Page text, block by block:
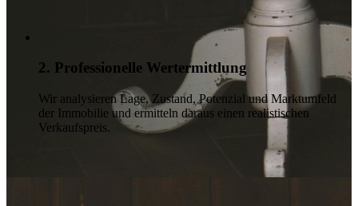
2. Professionelle Wertermittlung
Wir analysieren Lage, Zustand, Potenzial und Marktumfeld
der Immobilie und ermitteln daraus einen realistischen
Verkaufspreis.